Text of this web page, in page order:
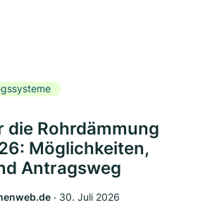
die Rohrdämmung
Möglichkeiten,
Antragsweg
‧ 30. Juli 2026